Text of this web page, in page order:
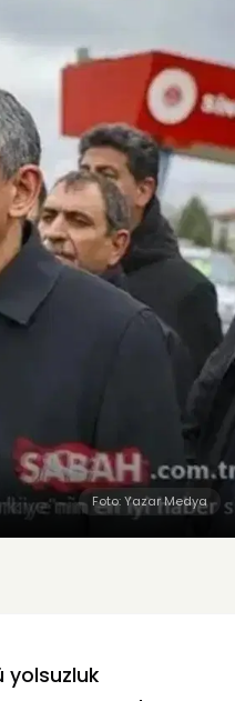
Foto: Yazar Medya
yolsuzluk